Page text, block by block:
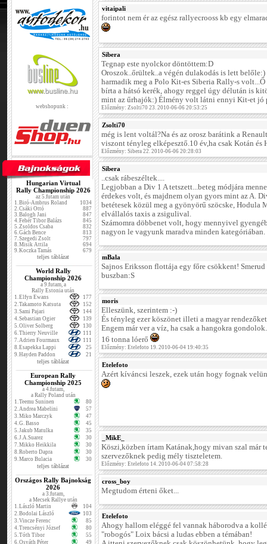
webshopunk :
Hungarian Virtual
Rally Championship 2026
az 5.futam után
1.Biró-Ambrus Roland
1034
2.Csáki Ottó
887
3.Balogh Jani
847
4.Fehér Tibor Balázs
845
5.Zsoldos Csaba
832
6.Gách Bence
813
7.Szegedi Zsolt
797
8.Misik Attila
694
9.Koczka Tamás 679
teljes táblázat
World Rally
Championship 2026
a 9.futam, a
Rally Estonia után
1.Elfyn Ewans
177
2.Takamoto Katsuta
152
3.Sami Pajari
144
4.Sebastian Ogier
139
5.Oliver Solberg
130
6.Thierry Neuville
111
7.Adrien Fourmaux
111
8.Esapekka Lappi
25
9.Hayden Paddon 21
teljes táblázat
European Rally
Championship 2025
a 4.futam,
a Rally Poland után
1.Teemu Suninen
80
2.Andrea Mabelini
57
3.Miko Marczyk
47
4.G. Basso
45
5.Jakub Matulka
35
6.J.A.Suarez
30
7.Mikko Heikkila
30
8.Roberto Dapra
30
9.Marco Bulacia 30
teljes táblázat
Országos Rally Bajnokság
2026
a 3.futam,
a Mecsek Rallye után
1.László Martin
104
2.Bodolai László
103
3.Vincze Ferenc
85
4.Trencsényi József
80
5.Tóth Tibor
55
6.Osváth Péter
49
vitaipali
forintot nem ér az egész rallyecrooss kb egy
Sibera
Tegnap este nyolckor döntöttem:D
Oroszok..őrültek..a végén dulakodás is lett
harmadik meg a Polo Kit-es Siberia Rally-s volt...Ő
bírta a hátsó kerék, ahogy reggel úgy délután is
mint az űrhajók:) Élmény volt látni ennyi Kit-et jó
Előzmény: Zsolti70 23. 2010-06-06 20:53:25
Zsolti70
még is lent voltál?Na és az orosz barátink a
viszont tényleg elképesztő.10 év,ha csak Kotán és
Előzmény: Sibera 22. 2010-06-06 20:28:03
Sibera
..csak rábeszéltek....
Legjobban a Div 1 A tetszett...beteg módjára
érdekes volt, és majdnem olyan gyors mint az A.
betétesek közül meg a gyönyörű szöcske, Hodula
elvállalós taxis a zsigulival.
Számomra döbbenet volt, hogy mennyivel
nagyon le vagyunk maradva minden kategóriában.
mBala
Sajnos Eriksson flottája egy főre csökkent! Smerud
buszban:S
moris
Elleszünk, szerintem :-)
És tényleg ezer köszönet illeti a magyar
Engem már ver a víz, ha csak a hangokra gondolok.
16 tonna lóerő
Előzmény: Etelefoto 19. 2010-06-04 19:40:35
Etelefoto
Azért kíváncsi leszek, ezek után hogy fognak
_MikE_
Köszi,közben írtam Katának,hogy mivan szal már
szervezőknek pedig mély tiszteletem.
Előzmény: Etelefoto 14. 2010-06-04 07:58:28
cross_boy
Megtudom érteni őket...
Etelefoto
Ahogy hallom eléggé fel vannak háborodva a
"robogós" Loix bácsi a ludas ebben a témában!